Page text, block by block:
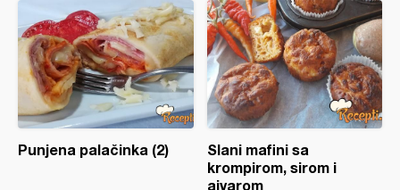
Punjena palačinka (2)
Slani mafini sa
krompirom, sirom i
ajvarom